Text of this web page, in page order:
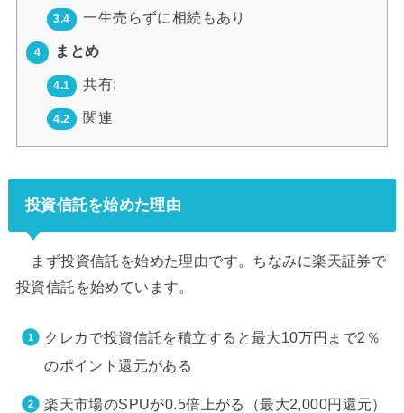
3.4 一生売らずに相続もあり
4 まとめ
4.1 共有:
4.2 関連
投資信託を始めた理由
まず投資信託を始めた理由です。ちなみに楽天証券で
投資信託を始めています。
クレカで投資信託を積立すると最大10万円まで2％
のポイント還元がある
楽天市場のSPUが0.5倍上がる（最大2,000円還元）